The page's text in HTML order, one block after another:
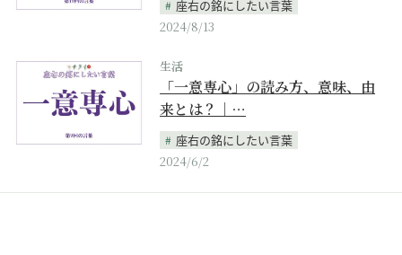
座右の銘にしたい言葉
2024/8/13
生活
「一意専心」の読み方、意味、由
来とは？｜…
座右の銘にしたい言葉
2024/6/2